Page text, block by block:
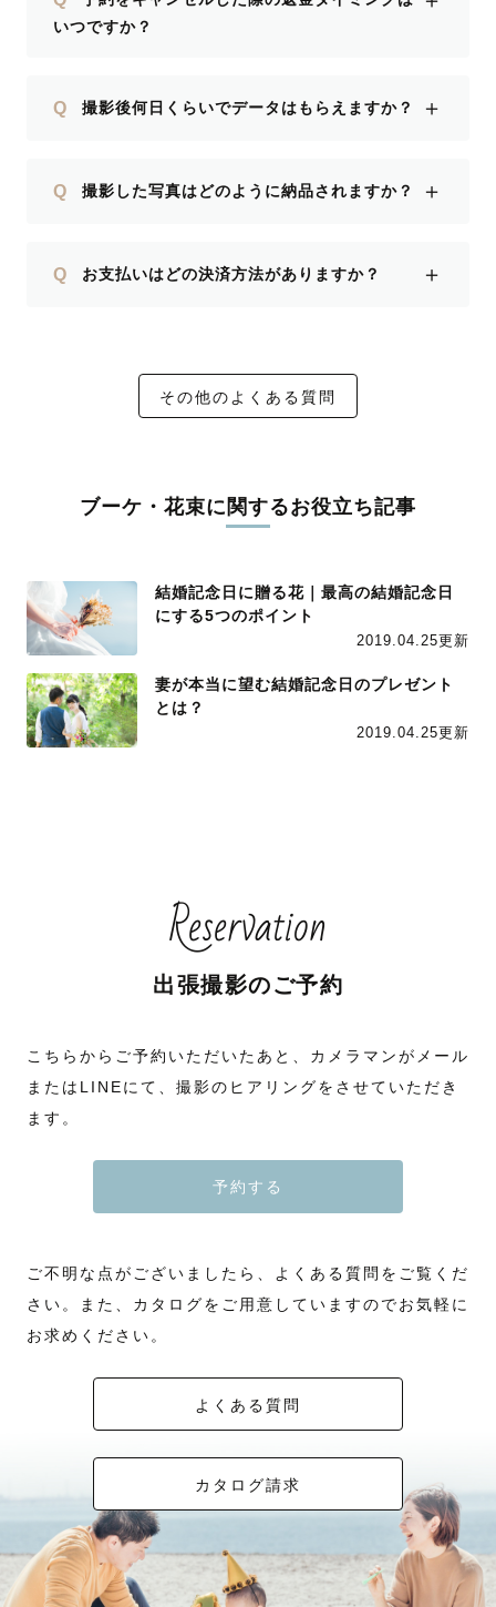
いつですか？
Q 撮影後何日くらいでデータはもらえますか？ ＋
Q 撮影した写真はどのように納品されますか？ ＋
Q お支払いはどの決済方法がありますか？ ＋
その他のよくある質問
ブーケ・花束に関するお役立ち記事
結婚記念日に贈る花｜最高の結婚記念日
にする5つのポイント
2019.04.25更新
妻が本当に望む結婚記念日のプレゼント
とは？
2019.04.25更新
Reservation
出張撮影のご予約
こちらからご予約いただいたあと、カメラマンがメール
またはLINEにて、撮影のヒアリングをさせていただき
ます。
予約する
ご不明な点がございましたら、よくある質問をご覧くだ
さい。また、カタログをご用意していますのでお気軽に
お求めください。
よくある質問
カタログ請求